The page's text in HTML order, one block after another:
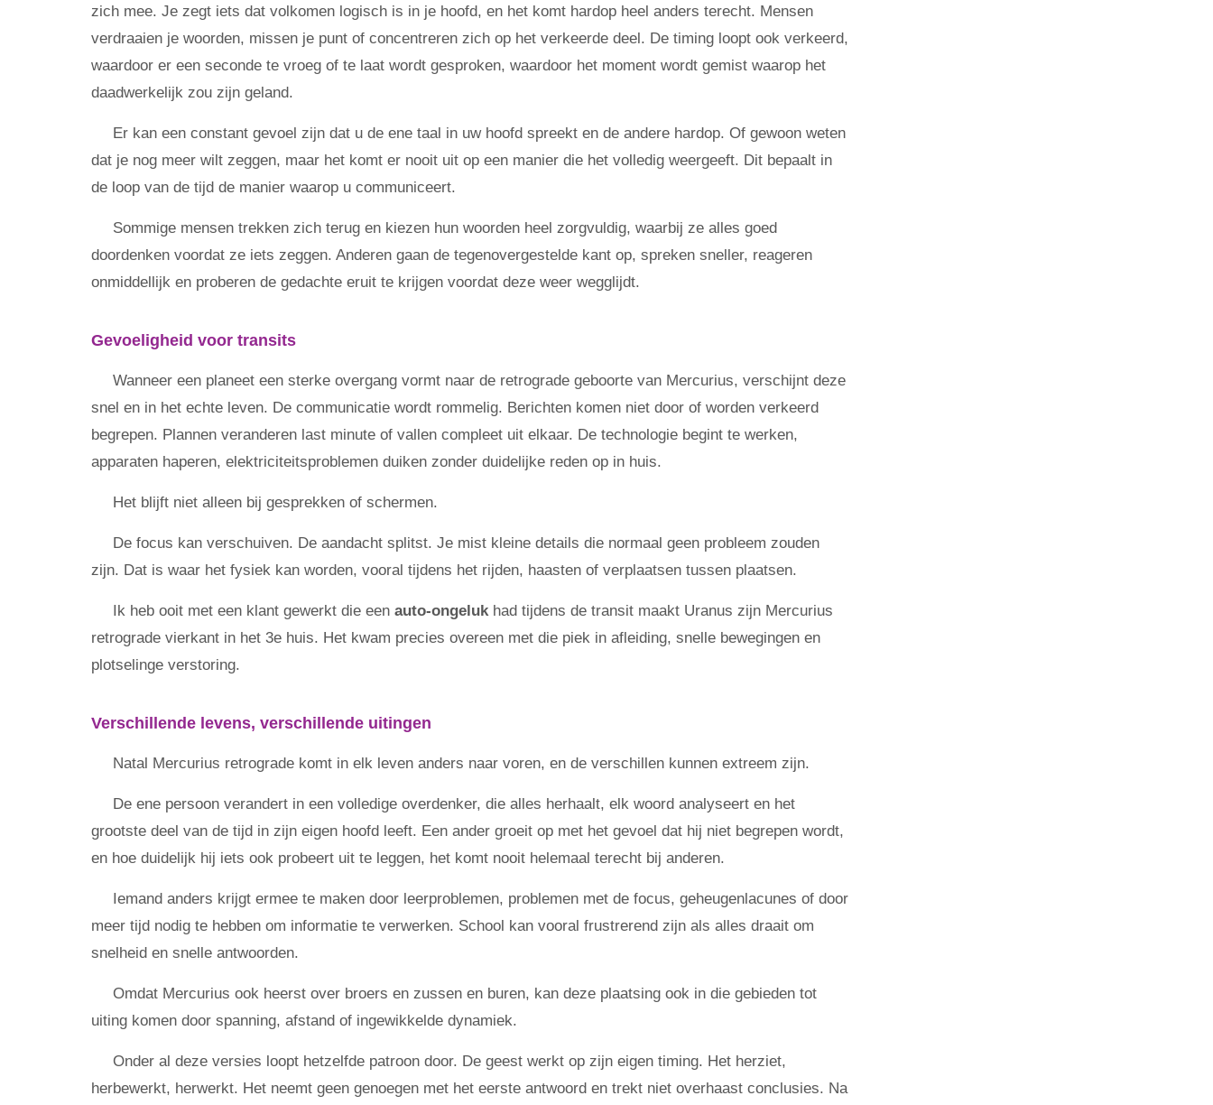
zich mee. Je zegt iets dat volkomen logisch is in je hoofd, en het komt hardop heel anders terecht. Mensen
verdraaien je woorden, missen je punt of concentreren zich op het verkeerde deel. De timing loopt ook verkeerd,
waardoor er een seconde te vroeg of te laat wordt gesproken, waardoor het moment wordt gemist waarop het
daadwerkelijk zou zijn geland.
Er kan een constant gevoel zijn dat u de ene taal in uw hoofd spreekt en de andere hardop. Of gewoon weten
dat je nog meer wilt zeggen, maar het komt er nooit uit op een manier die het volledig weergeeft. Dit bepaalt in
de loop van de tijd de manier waarop u communiceert.
Sommige mensen trekken zich terug en kiezen hun woorden heel zorgvuldig, waarbij ze alles goed
doordenken voordat ze iets zeggen. Anderen gaan de tegenovergestelde kant op, spreken sneller, reageren
onmiddellijk en proberen de gedachte eruit te krijgen voordat deze weer wegglijdt.
Gevoeligheid voor transits
Wanneer een planeet een sterke overgang vormt naar de retrograde geboorte van Mercurius, verschijnt deze
snel en in het echte leven. De communicatie wordt rommelig. Berichten komen niet door of worden verkeerd
begrepen. Plannen veranderen last minute of vallen compleet uit elkaar. De technologie begint te werken,
apparaten haperen, elektriciteitsproblemen duiken zonder duidelijke reden op in huis.
Het blijft niet alleen bij gesprekken of schermen.
De focus kan verschuiven. De aandacht splitst. Je mist kleine details die normaal geen probleem zouden
zijn. Dat is waar het fysiek kan worden, vooral tijdens het rijden, haasten of verplaatsen tussen plaatsen.
Ik heb ooit met een klant gewerkt die een auto-ongelukhad tijdens de transit maakt Uranus zijn Mercurius
retrograde vierkant in het 3e huis. Het kwam precies overeen met die piek in afleiding, snelle bewegingen en
plotselinge verstoring.
Verschillende levens, verschillende uitingen
Natal Mercurius retrograde komt in elk leven anders naar voren, en de verschillen kunnen extreem zijn.
De ene persoon verandert in een volledige overdenker, die alles herhaalt, elk woord analyseert en het
grootste deel van de tijd in zijn eigen hoofd leeft. Een ander groeit op met het gevoel dat hij niet begrepen wordt,
en hoe duidelijk hij iets ook probeert uit te leggen, het komt nooit helemaal terecht bij anderen.
Iemand anders krijgt ermee te maken door leerproblemen, problemen met de focus, geheugenlacunes of door
meer tijd nodig te hebben om informatie te verwerken. School kan vooral frustrerend zijn als alles draait om
snelheid en snelle antwoorden.
Omdat Mercurius ook heerst over broers en zussen en buren, kan deze plaatsing ook in die gebieden tot
uiting komen door spanning, afstand of ingewikkelde dynamiek.
Onder al deze versies loopt hetzelfde patroon door. De geest werkt op zijn eigen timing. Het herziet,
herbewerkt, herwerkt. Het neemt geen genoegen met het eerste antwoord en trekt niet overhaast conclusies. Na